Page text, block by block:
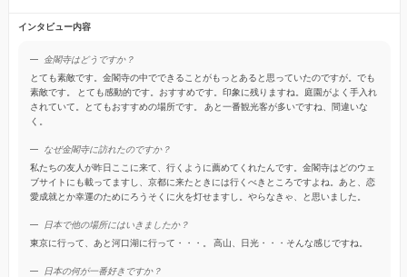
インタビュー内容
金閣寺はどうですか？
とても素敵です。金閣寺の中でできることがもっとあると思っていたのですが。でも
素敵です。 とても感動的です。おすすめです。印象に残りますね。庭園がよく手入れ
されていて。とてもおすすめの場所です。 あと一番観光客が多いですね、間違いな
く。
なぜ金閣寺に訪れたのですか？
私たちの友人が昨日ここに来て、行くように薦めてくれたんです。金閣寺はどのウェ
ブサイトにも載ってますし、京都に来たときには行くべきところですよね。あと、恋
愛成就とか幸運のためにろうそくに火を灯せますし。やらなきゃ、と思いました。
日本で他の場所にはいきましたか？
東京に行って、あと河口湖に行って・・・。 高山、日光・・・そんな感じですね。
日本の何が一番好きですか？